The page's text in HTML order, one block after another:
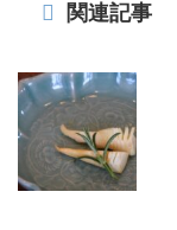
関連記事